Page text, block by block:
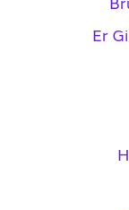
Er